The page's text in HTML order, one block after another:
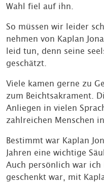
Wahl fiel auf ihn.
So müssen wir leider
nehmen von Kaplan
leid tun, denn seine
geschätzt.
Viele kamen gerne zu
zum Beichtsakrament.
Anliegen in vielen
zahlreichen Menschen
Bestimmt war Kaplan
Jahren eine wichtige
Auch persönlich war
geschenkt war, mit